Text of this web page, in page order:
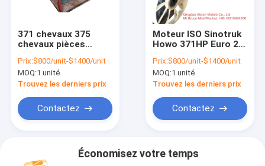
371 chevaux 375
chevaux pièces
remorque, moteur de
camion d' autrefois
Prix:$800/unit-$1400/unit
MOQ:1 unité
Trouvez les derniers prix
Contactez
Moteur ISO Sinotruk
Howo 371HP Euro 2
Prix:$800/unit-$1400/unit
MOQ:1 unité
Trouvez les derniers prix
Contactez
Économisez votre temps